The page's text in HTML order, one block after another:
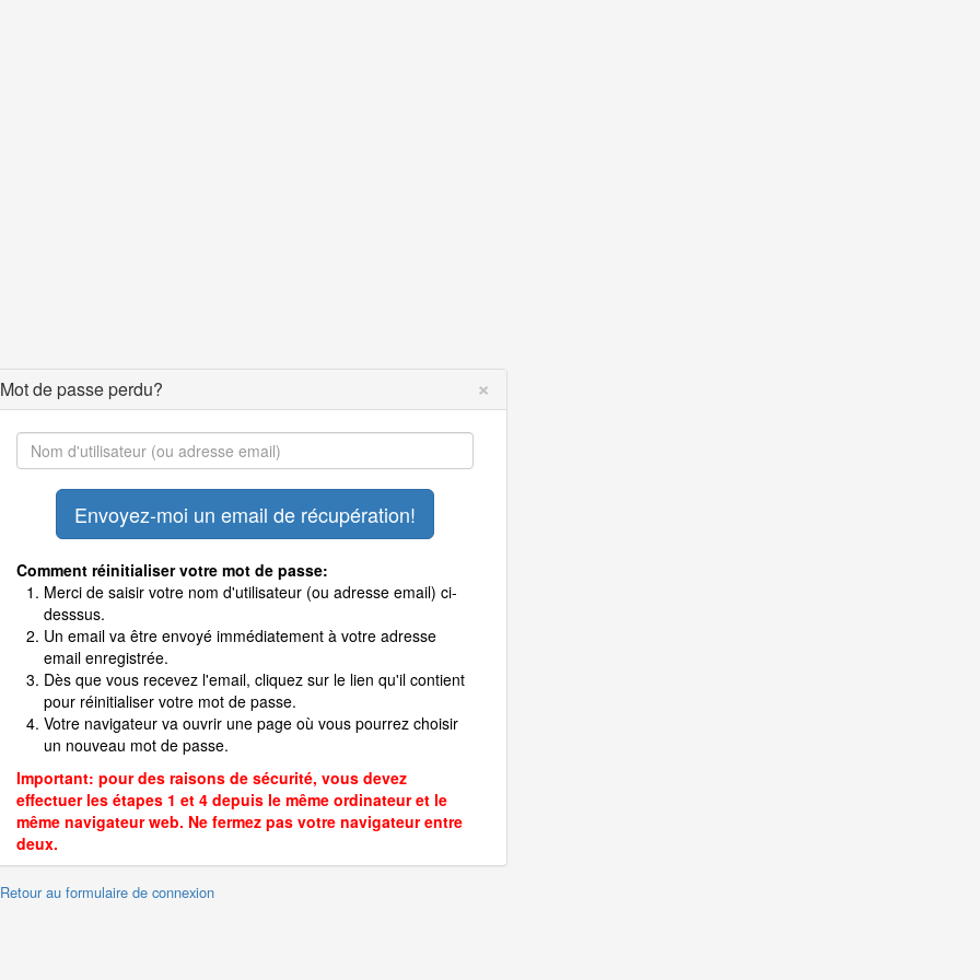
Mot de passe perdu? ×
Comment réinitialiser votre mot de passe:
Merci de saisir votre nom d'utilisateur (ou adresse email) ci-
desssus.
Un email va être envoyé immédiatement à votre adresse
email enregistrée.
Dès que vous recevez l'email, cliquez sur le lien qu'il contient
pour réinitialiser votre mot de passe.
Votre navigateur va ouvrir une page où vous pourrez choisir
un nouveau mot de passe.
Important: pour des raisons de sécurité, vous devez
effectuer les étapes 1 et 4 depuis le même ordinateur et le
même navigateur web. Ne fermez pas votre navigateur entre
deux.
au formulaire de connexion